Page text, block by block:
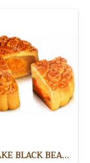
MOON CAKE BLACK BEAN ขนมไหว้พระจันทร์ไส้ถั่วดำ